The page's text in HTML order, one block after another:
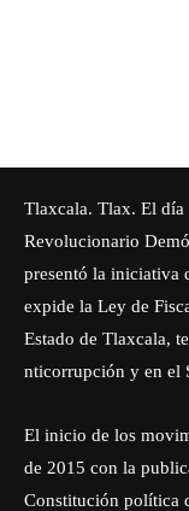
Tlaxcala. Tlax. El día
Revolucionario
presentó la iniciativa
expide la Ley de
Estado de Tlaxcala,
nticorrupción y en el
El inicio de los
de 2015 con la
Constitución política